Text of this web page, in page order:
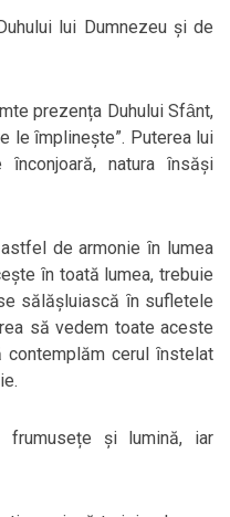
lui Dumnezeu și de
prezența Duhului Sfȃnt,
le ȋmplinește”. Puterea lui
natura ȋnsăși
de armonie ȋn lumea
ȋn toată lumea, trebuie
sălășluiască ȋn sufletele
să vedem toate aceste
contemplăm cerul ȋnstelat
frumusețe și lumină, iar